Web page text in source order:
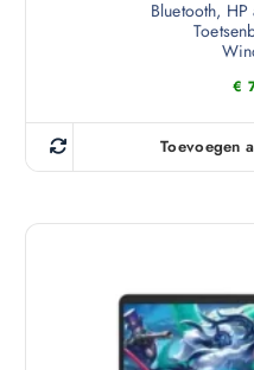
Bluetooth,
€
Toevoegen